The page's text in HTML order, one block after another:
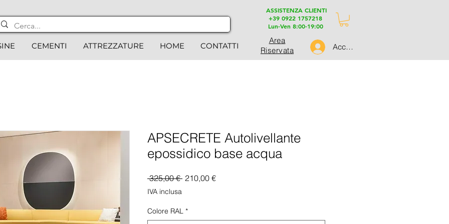
CEMENTI ATTREZZATURE HOME CONTATTI
ASSISTENZA CLIENTI
+39 0922 1757218
Lun-Ven 8:00-19:00
Area
Riservata
Accedi
APSECRETE Autolivellante
epossidico base acqua
325,00 € Prezzo
210,00 €Prezzo
IVA inclusa
Colore RAL *